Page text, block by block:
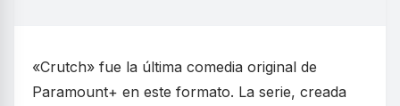
«Crutch» fue la última comedia original de
Paramount+ en este formato. La serie, creada